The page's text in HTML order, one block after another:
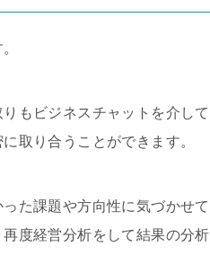
もビジネスチャットを介して
取り合うことができます。
た課題や方向性に気づかせて
度経営分析をして結果の分析